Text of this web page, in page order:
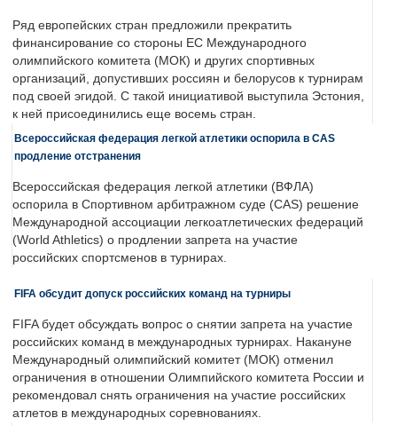
Ряд европейских стран предложили прекратить
финансирование со стороны ЕС Международного
олимпийского комитета (МОК) и других спортивных
организаций, допустивших россиян и белорусов к турнирам
под своей эгидой. С такой инициативой выступила Эстония,
к ней присоединились еще восемь стран.
Всероссийская федерация легкой атлетики оспорила в CAS
продление отстранения
Всероссийская федерация легкой атлетики (ВФЛА)
оспорила в Спортивном арбитражном суде (CAS) решение
Международной ассоциации легкоатлетических федераций
(World Athletics) о продлении запрета на участие
российских спортсменов в турнирах.
FIFA обсудит допуск российских команд на турниры
FIFA будет обсуждать вопрос о снятии запрета на участие
российских команд в международных турнирах. Накануне
Международный олимпийский комитет (МОК) отменил
ограничения в отношении Олимпийского комитета России и
рекомендовал снять ограничения на участие российских
атлетов в международных соревнованиях.